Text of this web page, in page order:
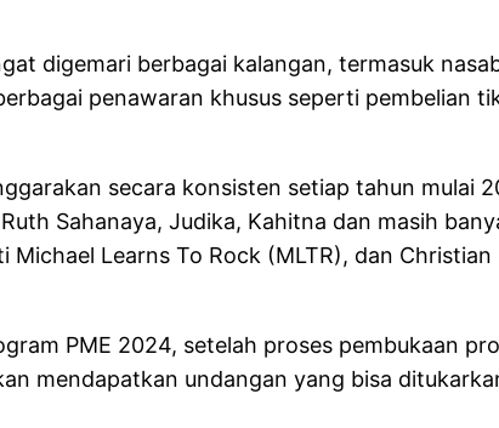
digemari berbagai kalangan, termasuk
penawaran khusus seperti pembelian
secara konsisten setiap tahun mulai
Sahanaya, Judika, Kahitna dan masih
Learns To Rock (MLTR), dan
PME 2024, setelah proses pembukaan
mendapatkan undangan yang bisa